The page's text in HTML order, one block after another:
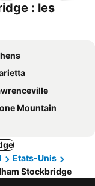
: les
Mountain
Etats-Unis
Stockbridge